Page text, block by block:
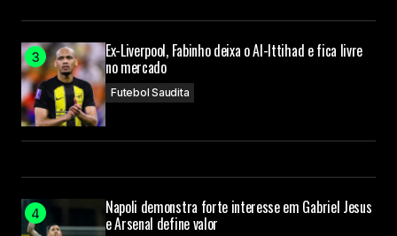
Ex-Liverpool, Fabinho deixa o Al-Ittihad e fica livre
no mercado
Futebol Saudita
Napoli demonstra forte interesse em Gabriel Jesus
e Arsenal define valor